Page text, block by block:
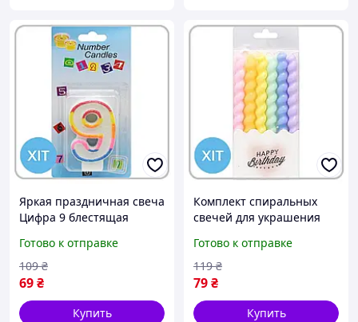
Яркая праздничная свеча
Цифра 9 блестящая
украшения торта на день
рождения и юбилей
Готово к отправке
69₴
109 ₴
Купить
Комплект спиральных
свечей для украшения
штук яркие пастельные
цвета
Готово к отправке
79₴
119 ₴
Купить